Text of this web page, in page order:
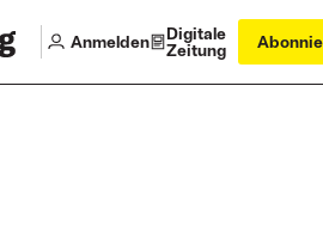
Anmelden
Digitale
Zeitung